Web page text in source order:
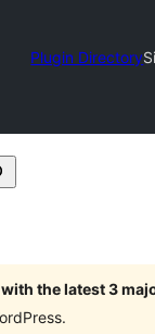
Plugin Directory
with the latest 3